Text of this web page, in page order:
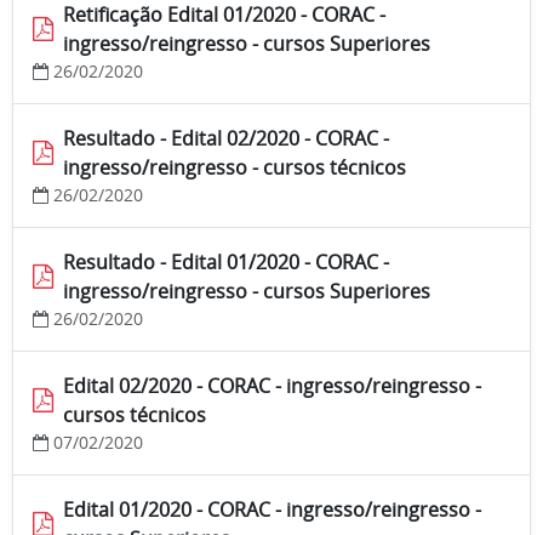
Retificação Edital 01/2020 - CORAC -
ingresso/reingresso - cursos Superiores
26/02/2020
Resultado - Edital 02/2020 - CORAC -
ingresso/reingresso - cursos técnicos
26/02/2020
Resultado - Edital 01/2020 - CORAC -
ingresso/reingresso - cursos Superiores
26/02/2020
Edital 02/2020 - CORAC - ingresso/reingresso -
cursos técnicos
07/02/2020
Edital 01/2020 - CORAC - ingresso/reingresso -